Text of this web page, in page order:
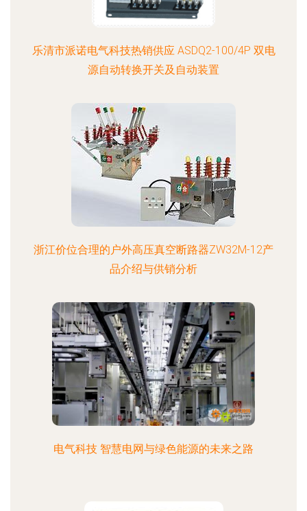
乐清市派诺电气科技热销供应 ASDQ2-100/4P 双电
源自动转换开关及自动装置
浙江价位合理的户外高压真空断路器ZW32M-12产
品介绍与供销分析
电气科技 智慧电网与绿色能源的未来之路